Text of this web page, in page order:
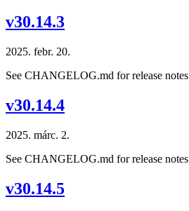
v30.14.3
2025. febr. 20.
See CHANGELOG.md for release notes
v30.14.4
2025. márc. 2.
See CHANGELOG.md for release notes
v30.14.5